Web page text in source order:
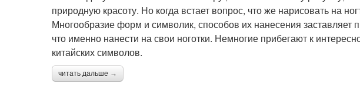
природную красоту. Но когда встает вопрос, что же нарисовать на
Многообразие форм и символик, способов их нанесения заставляет
что именно нанести на свои ноготки. Немногие прибегают к
китайских символов.
читать дальше →